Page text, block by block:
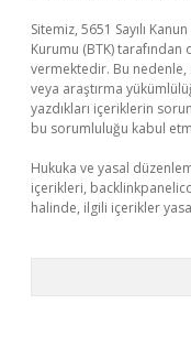
Sitemiz, 5651 Sayılı
Kurumu (BTK) tarafından
vermektedir. Bu
veya araştırma
yazdıkları içeriklerin
bu sorumluluğu kabul
Hukuka ve yasal
içerikleri,
halinde, ilgili içerikler